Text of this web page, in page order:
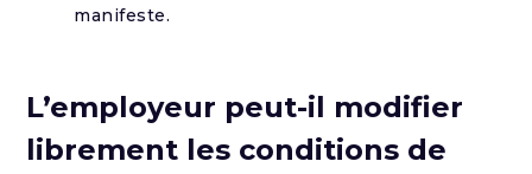
manifeste.
L’employeur peut-il modifier
librement les conditions de